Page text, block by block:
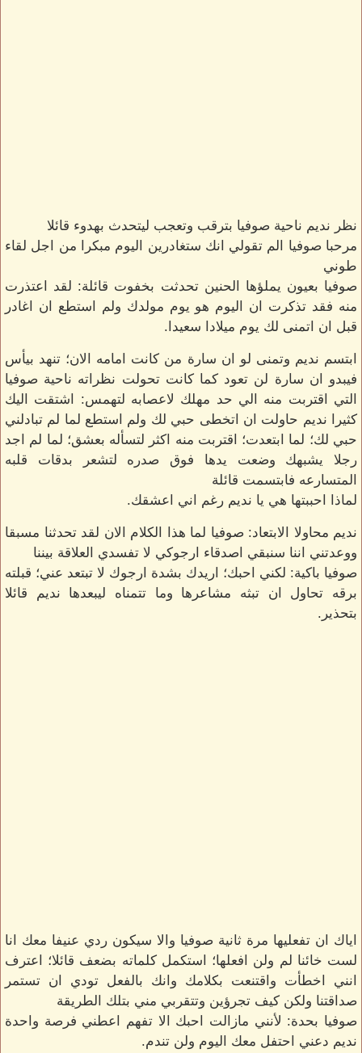
نظر نديم ناحية صوفيا بترقب وتعجب ليتحدث بهدوء قائلا
مرحبا صوفيا الم تقولي انك ستغادرين اليوم مبكرا من اجل لقاء
طوني
صوفيا بعيون يملؤها الحنين تحدثت بخفوت قائلة: لقد اعتذرت
منه فقد تذكرت ان اليوم هو يوم مولدك ولم استطع ان اغادر
قبل ان اتمنى لك يوم ميلادا سعيدا.
ابتسم نديم وتمنى لو ان سارة من كانت امامه الان؛ تنهد بيأس
فيبدو ان سارة لن تعود كما كانت تحولت نظراته ناحية صوفيا
التي اقتربت منه الي حد مهلك لاعصابه لتهمس: اشتقت اليك
كثيرا نديم حاولت ان اتخطى حبي لك ولم استطع لما لم تبادلني
حبي لك؛ لما ابتعدت؛ اقتربت منه اكثر لتسأله بعشق؛ لما لم اجد
رجلا يشبهك وضعت يدها فوق صدره لتشعر بدقات قلبه
المتسارعه فابتسمت قائلة
لماذا احببتها هي يا نديم رغم اني اعشقك.
نديم محاولا الابتعاد: صوفيا لما هذا الكلام الان لقد تحدثنا مسبقا
ووعدتني اننا سنبقي اصدقاء ارجوكي لا تفسدي العلاقة بيننا
صوفيا باكية: لكني احبك؛ اريدك بشدة ارجوك لا تبتعد عني؛ قبلته
برقه تحاول ان تبثه مشاعرها وما تتمناه ليبعدها نديم قائلا
بتحذير.
اياك ان تفعليها مرة ثانية صوفيا والا سيكون ردي عنيفا معك انا
لست خائنا لم ولن افعلها؛ استكمل كلماته بضعف قائلا؛ اعترف
انني اخطأت واقتنعت بكلامك وانك بالفعل تودي ان تستمر
صداقتنا ولكن كيف تجرؤين وتتقربي مني بتلك الطريقة
صوفيا بحدة: لأنني مازالت احبك الا تفهم اعطني فرصة واحدة
نديم دعني احتفل معك اليوم ولن تندم.